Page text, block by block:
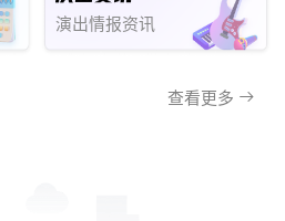
演出情报资讯
查看更多